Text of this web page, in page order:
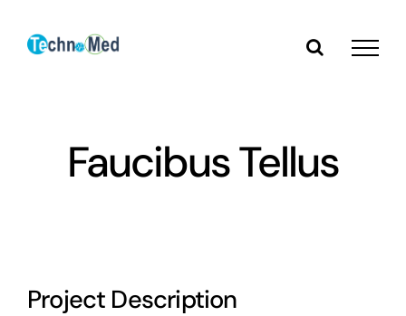
Inhalt
Faucibus Tellus
Project Description